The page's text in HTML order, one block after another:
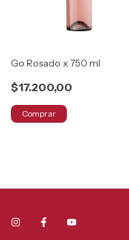
Go Rosado x 750 ml
$17.200,00
Comprar